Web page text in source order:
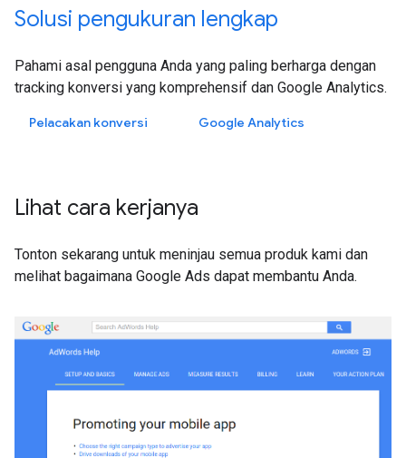
Solusi pengukuran lengkap
Pahami asal pengguna Anda yang paling berharga dengan
tracking konversi yang komprehensif dan Google Analytics.
Pelacakan konversi Google Analytics
Lihat cara kerjanya
Tonton sekarang untuk meninjau semua produk kami dan
melihat bagaimana Google Ads dapat membantu Anda.